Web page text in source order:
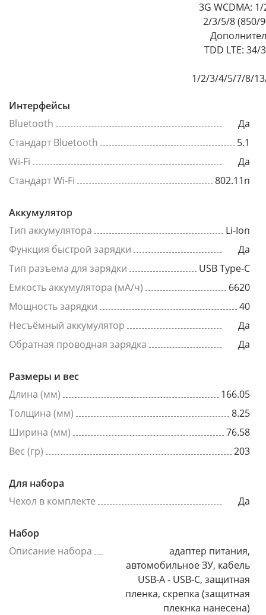
3G WCDMA:
2/3/5/8 (850/
TDD LTE: 34/
1/2/3/4/5/7/8/
Интерфейсы
Bluetooth
Да
Стандарт Bluetooth
5.1
Wi-Fi
Да
Стандарт Wi-Fi
802.11n
Аккумулятор
Тип аккумулятора
Li-Ion
Функция быстрой зарядки
Да
Тип разъема для зарядки
USB Type-C
Емкость аккумулятора (мА/ч)
6620
Мощность зарядки
40
Несъёмный аккумулятор
Да
Обратная проводная зарядка
Да
Размеры и вес
Длина (мм)
166.05
Толщина (мм)
8.25
Ширина (мм)
76.58
Вес (гр)
203
Для набора
Чехол в комплекте
Да
Набор
Описание набора
адаптер питания,
автомобильное ЗУ, кабель
USB-A - USB-C, защитная
пленка, скрепка (защитная
плекнка нанесена)